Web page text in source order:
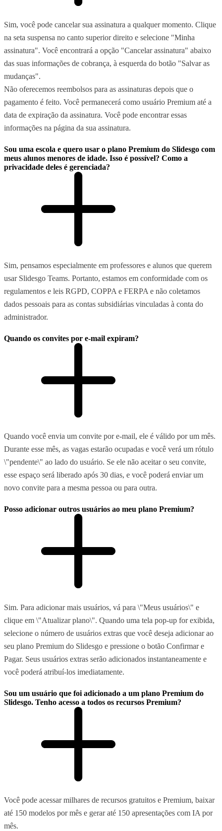
Sim, você pode cancelar sua assinatura a qualquer momento. Clique
na seta suspensa no canto superior direito e selecione "Minha
assinatura". Você encontrará a opção "Cancelar assinatura" abaixo
das suas informações de cobrança, à esquerda do botão "Salvar as
mudanças".
Não oferecemos reembolsos para as assinaturas depois que o
pagamento é feito. Você permanecerá como usuário Premium até a
data de expiração da assinatura. Você pode encontrar essas
informações na página da sua assinatura.
Sou uma escola e quero usar o plano Premium do Slidesgo com
meus alunos menores de idade. Isso é possível? Como a
privacidade deles é gerenciada?
Sim, pensamos especialmente em professores e alunos que querem
usar Slidesgo Teams. Portanto, estamos em conformidade com os
regulamentos e leis RGPD, COPPA e FERPA e não coletamos
dados pessoais para as contas subsidiárias vinculadas à conta do
administrador.
Quando os convites por e-mail expiram?
Quando você envia um convite por e-mail, ele é válido por um mês.
Durante esse mês, as vagas estarão ocupadas e você verá um rótulo
\"pendente\" ao lado do usuário. Se ele não aceitar o seu convite,
esse espaço será liberado após 30 dias, e você poderá enviar um
novo convite para a mesma pessoa ou para outra.
Posso adicionar outros usuários ao meu plano Premium?
Sim. Para adicionar mais usuários, vá para \"Meus usuários\" e
clique em \"Atualizar plano\". Quando uma tela pop-up for exibida,
selecione o número de usuários extras que você deseja adicionar ao
seu plano Premium do Slidesgo e pressione o botão Confirmar e
Pagar. Seus usuários extras serão adicionados instantaneamente e
você poderá atribuí-los imediatamente.
Sou um usuário que foi adicionado a um plano Premium do
Slidesgo. Tenho acesso a todos os recursos Premium?
Você pode acessar milhares de recursos gratuitos e Premium, baixar
até 150 modelos por mês e gerar até 150 apresentações com IA por
mês.